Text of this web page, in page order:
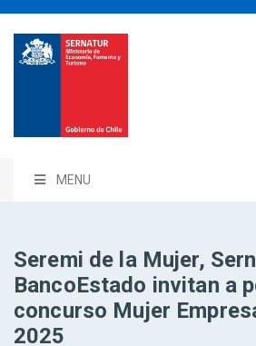
MENU
Seremi de la Mujer,
BancoEstado invitan a
concurso Mujer
2025